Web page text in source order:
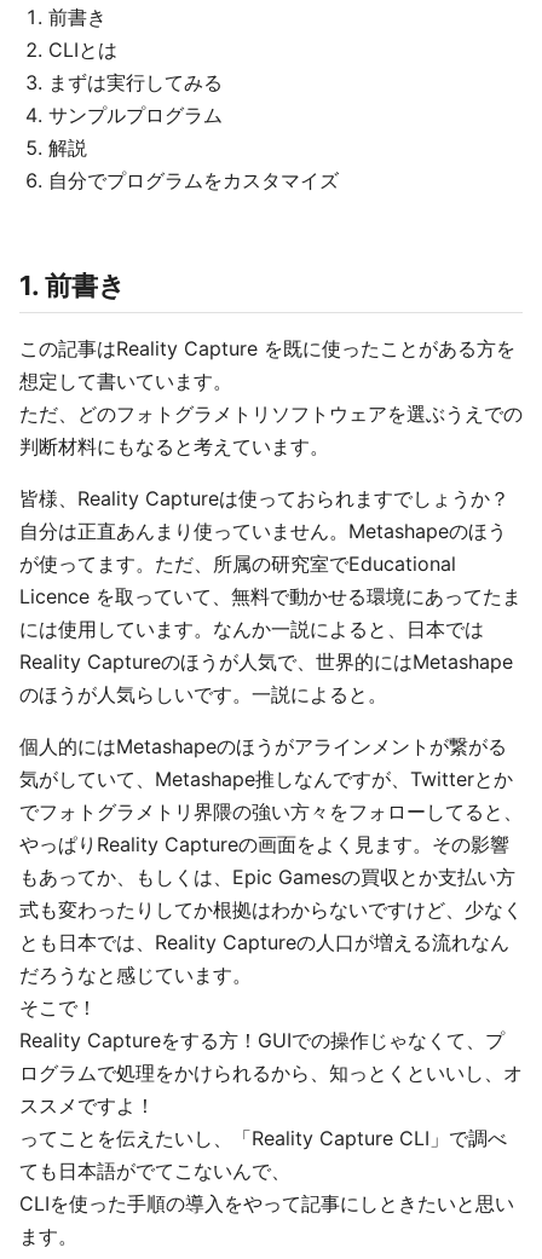
前書き
CLIとは
まずは実行してみる
サンプルプログラム
解説
自分でプログラムをカスタマイズ
1. 前書き
この記事はReality Capture を既に使ったことがある方を
想定して書いています。
ただ、どのフォトグラメトリソフトウェアを選ぶうえでの
判断材料にもなると考えています。
皆様、Reality Captureは使っておられますでしょうか？
自分は正直あんまり使っていません。Metashapeのほう
が使ってます。ただ、所属の研究室でEducational
Licence を取っていて、無料で動かせる環境にあってたま
には使用しています。なんか一説によると、日本では
Reality Captureのほうが人気で、世界的にはMetashape
のほうが人気らしいです。一説によると。
個人的にはMetashapeのほうがアラインメントが繋がる
気がしていて、Metashape推しなんですが、Twitterとか
でフォトグラメトリ界隈の強い方々をフォローしてると、
やっぱりReality Captureの画面をよく見ます。その影響
もあってか、もしくは、Epic Gamesの買収とか支払い方
式も変わったりしてか根拠はわからないですけど、少なく
とも日本では、Reality Captureの人口が増える流れなん
だろうなと感じています。
そこで！
Reality Captureをする方！GUIでの操作じゃなくて、プ
ログラムで処理をかけられるから、知っとくといいし、オ
ススメですよ！
ってことを伝えたいし、「Reality Capture CLI」で調べ
ても日本語がでてこないんで、
CLIを使った手順の導入をやって記事にしときたいと思い
ます。